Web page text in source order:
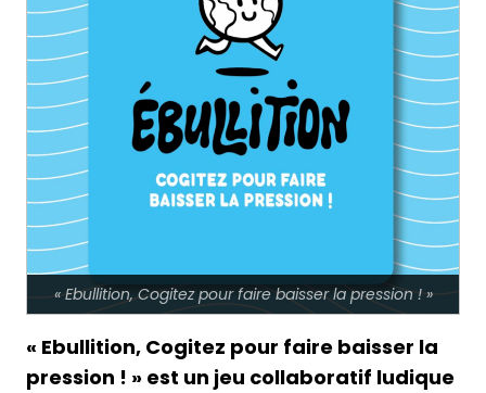
« Ebullition, Cogitez pour faire baisser la pression ! »
« Ebullition, Cogitez pour faire baisser la
pression ! » est un jeu collaboratif ludique